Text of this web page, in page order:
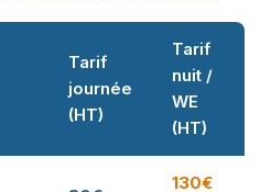
Tarif
journée
(HT)
Tarif
nuit /
WE
(HT)
130€